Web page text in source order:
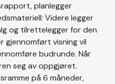
planlegger
Videre legger
og tilrettelegger for den
gjennomført visning vil
budrunde. Når
seg av oppgjøret.
på 6 måneder,